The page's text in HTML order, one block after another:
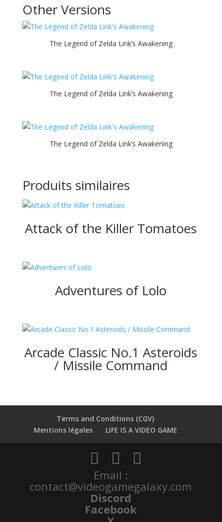
Other Versions
The Legend of Zelda Link’s Awakening
The Legend of Zelda Link’s Awakening
The Legend of Zelda Link’s Awakening
Produits similaires
Attack of the Killer Tomatoes
Adventures of Lolo
Arcade Classic No.1 Asteroids
/ Missile Command
Terms and Conditions (CGV)
Mentions légales
LIFE IS A VIDEO GAME
Email :
contact@videogamegalaxy.com
Discord
Facebook